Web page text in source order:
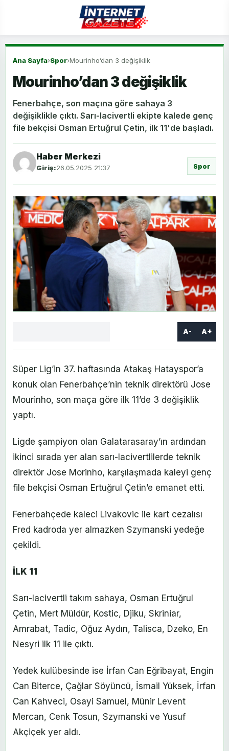
Ana Sayfa›Spor›Mourinho’dan 3 değişiklik
Mourinho’dan 3 değişiklik
Fenerbahçe, son maçına göre sahaya 3
değişiklikle çıktı. Sarı-lacivertli ekipte kalede genç
file bekçisi Osman Ertuğrul Çetin, ilk 11'de başladı.
Haber Merkezi
Giriş:26.05.2025 21:37 Spor
A- A+
Süper Lig’in 37. haftasında Atakaş Hatayspor’a
konuk olan Fenerbahçe’nin teknik direktörü Jose
Mourinho, son maça göre ilk 11’de 3 değişiklik
yaptı.
Ligde şampiyon olan Galatarasaray’ın ardından
ikinci sırada yer alan sarı-lacivertlilerde teknik
direktör Jose Morinho, karşılaşmada kaleyi genç
file bekçisi Osman Ertuğrul Çetin’e emanet etti.
Fenerbahçede kaleci Livakovic ile kart cezalısı
Fred kadroda yer almazken Szymanski yedeğe
çekildi.
İLK 11
Sarı-lacivertli takım sahaya, Osman Ertuğrul
Çetin, Mert Müldür, Kostic, Djiku, Skriniar,
Amrabat, Tadic, Oğuz Aydın, Talisca, Dzeko, En
Nesyri ilk 11 ile çıktı.
Yedek kulübesinde ise İrfan Can Eğribayat, Engin
Can Biterce, Çağlar Söyüncü, İsmail Yüksek, İrfan
Can Kahveci, Osayi Samuel, Münir Levent
Mercan, Cenk Tosun, Szymanski ve Yusuf
Akçiçek yer aldı.